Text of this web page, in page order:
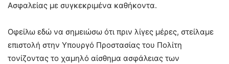
Ασφαλείας με συγκεκριμένα καθήκοντα.
Οφείλω εδώ να σημειώσω ότι πριν λίγες μέρες, στείλαμε
επιστολή στην Υπουργό Προστασίας του Πολίτη
τονίζοντας το χαμηλό αίσθημα ασφάλειας των